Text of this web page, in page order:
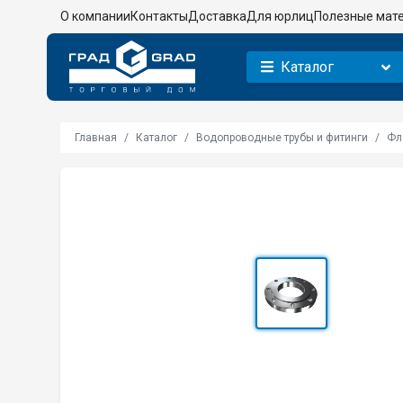
О компанииКонтактыДоставкаДля юрлицПолезные
Каталог
Главная Каталог Водопроводные трубы и фитинги